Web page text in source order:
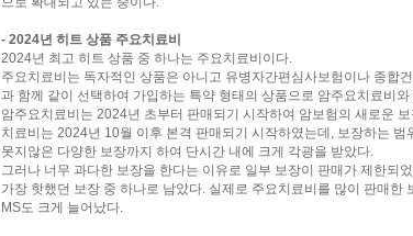
- 2024년 히트 상품 주요치료비
2024년 최고 히트 상품 중 하나는 주요치료비이다.
주요치료비는 독자적인 상품은 아니고 유병자간편심사보험이나 종합
과 함께 같이 선택하여 가입하는 특약 형태의 상품으로 암주요치료비
암주요치료비는 2024년 초부터 판매되기 시작하여 암보험의 새로운
치료비는 2024년 10월 이후 본격 판매되기 시작하였는데, 보장하는 범
못지않은 다양한 보장까지 하여 단시간 내에 크게 각광을 받았다.
그러나 너무 과다한 보장을 한다는 이유로 일부 보장이 판매가 제한되
가장 핫했던 보장 중 하나로 남았다. 실제로 주요치료비를 많이 판매한
MS도 크게 늘어났다.